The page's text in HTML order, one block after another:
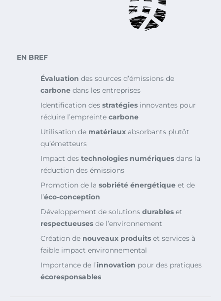
EN BREF
Évaluation des sources d’émissions de
carbone dans les entreprises
Identification des stratégies innovantes pour
réduire l’empreinte carbone
Utilisation de matériaux absorbants plutôt
qu’émetteurs
Impact des technologies numériques dans la
réduction des émissions
Promotion de la sobriété énergétique et de
l’éco-conception
Développement de solutions durables et
respectueuses de l’environnement
Création de nouveaux produits et services à
faible impact environnemental
Importance de l’innovation pour des pratiques
écoresponsables